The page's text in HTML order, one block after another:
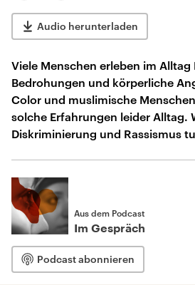
Audio herunterladen
Viele Menschen erleben im
Bedrohungen und körperliche
Color und muslimische
solche Erfahrungen leider Alltag.
Diskriminierung und Rassismus
Aus dem Podcast
Im Gespräch
Podcast abonnieren